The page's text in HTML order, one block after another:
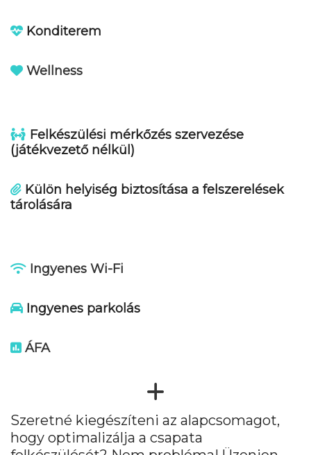
Konditerem
Wellness
Felkészülési mérkőzés szervezése
(játékvezető nélkül)
Külön helyiség biztosítása a felszerelések
tárolására
Ingyenes Wi-Fi
Ingyenes parkolás
ÁFA
Szeretné kiegészíteni az alapcsomagot,
hogy optimalizálja a csapata